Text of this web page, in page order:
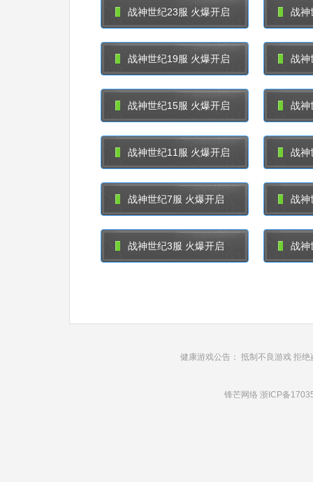
战神世纪23服 火爆开启 战神
战神世纪19服 火爆开启 战神
战神世纪15服 火爆开启 战神
战神世纪11服 火爆开启 战神
战神世纪7服 火爆开启 战神
战神世纪3服 火爆开启 战神
健康游戏公告： 抵制不良游戏 拒
锋芒网络 浙ICP备